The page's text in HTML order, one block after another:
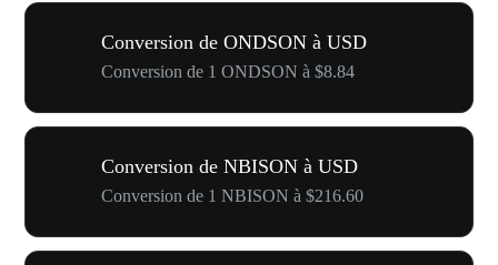
Conversion de ONDSON à USD
Conversion de 1 ONDSON à $8.84
Conversion de NBISON à USD
Conversion de 1 NBISON à $216.60